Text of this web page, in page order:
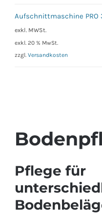
Pflege für
Aufschnittmaschine PRO
exkl. MWSt.
exkl. 20 % MwSt.
zzgl. Versandkosten